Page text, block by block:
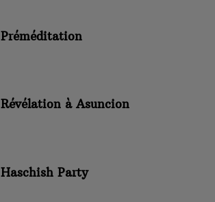
Préméditation
Révélation à Asuncion
Haschish Party